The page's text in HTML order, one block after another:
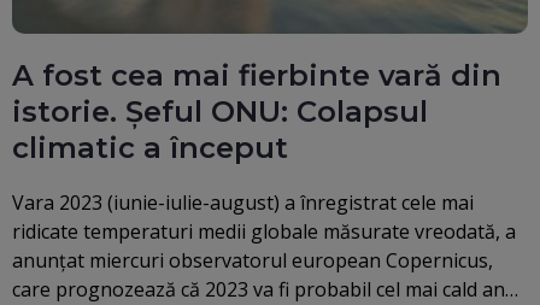
A fost cea mai fierbinte vară din
istorie. Șeful ONU: Colapsul
climatic a început
Vara 2023 (iunie-iulie-august) a înregistrat cele mai
ridicate temperaturi medii globale măsurate vreodată, a
anunţat miercuri observatorul european Copernicus,
care prognozează că 2023 va fi probabil cel mai cald an…